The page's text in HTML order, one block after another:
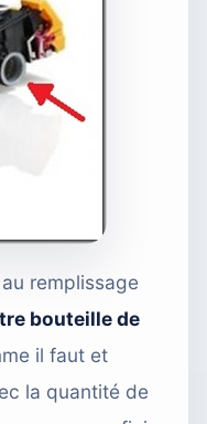
remplissage
bouteille de
il faut et
la quantité de